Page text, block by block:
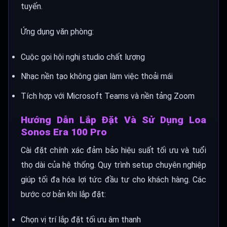
tuyến.
Ứng dụng văn phòng:
Cuộc gọi hội nghị studio chất lượng
Nhạc nền tạo không gian làm việc thoải mái
Tích hợp với Microsoft Teams và nền tảng Zoom
Hướng Dẫn Lắp Đặt Và Sử Dụng Loa
Sonos Era 100 Pro
Cài đặt chính xác đảm bảo hiệu suất tối ưu và tuổi
thọ dài của hệ thống. Quy trình setup chuyên nghiệp
giúp tối đa hóa lợi tức đầu tư cho khách hàng. Các
bước cơ bản khi lắp đặt:
Chọn vị trí lắp đặt tối ưu âm thanh